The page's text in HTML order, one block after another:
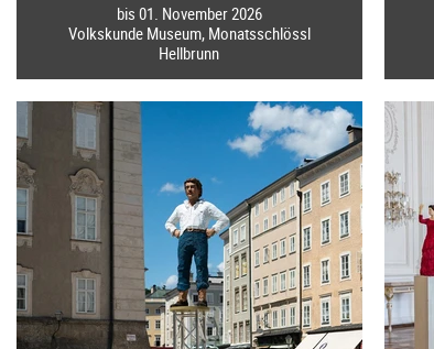
bis 01. November 2026
Volkskunde Museum, Monatsschlössl
Hellbrunn